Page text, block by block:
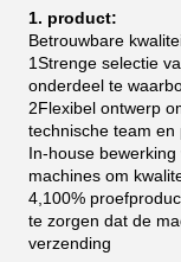
1. product:
Betrouwbare
1Strenge selectie
onderdeel te
2Flexibel ontwerp
technische team en
In-house
machines om
4,100%
te zorgen dat de
verzending